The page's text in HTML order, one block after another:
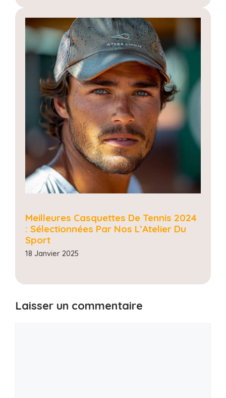
Meilleures Casquettes De Tennis 2024
: Sélectionnées Par Nos L’Atelier Du
Sport
18 Janvier 2025
Laisser un commentaire